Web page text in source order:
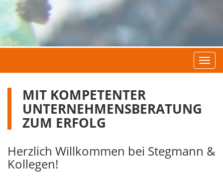
MIT KOMPETENTER
UNTERNEHMENSBERATUNG
ZUM ERFOLG
Herzlich Willkommen bei Stegmann &
Kollegen!